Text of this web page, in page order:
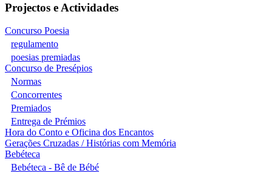
Projectos e Actividades
Concurso Poesia
regulamento
poesias premiadas
Concurso de Presépios
Normas
Concorrentes
Premiados
Entrega de Prémios
Hora do Conto e Oficina dos Encantos
Gerações Cruzadas / Histórias com Memória
Bebéteca
Bebéteca - Bê de Bébé